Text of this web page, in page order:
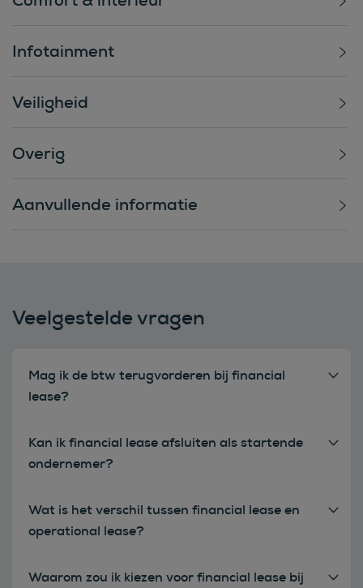
Infotainment
Veiligheid
Overig
Aanvullende informatie
Veelgestelde vragen
Mag ik de btw terugvorderen bij financial
lease?
Kan ik financial lease afsluiten als startende
ondernemer?
Wat is het verschil tussen financial lease en
operational lease?
Waarom zou ik kiezen voor financial lease bij